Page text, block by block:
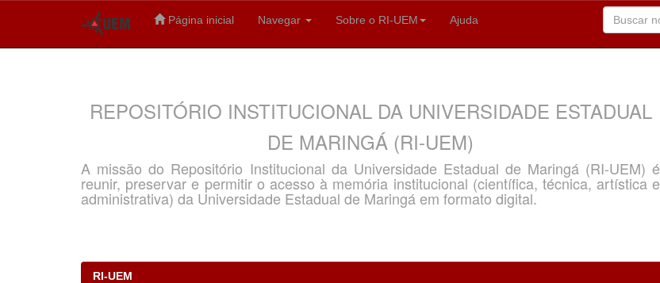
Página inicial Navegar Sobre o RI-UEM Ajuda
REPOSITÓRIO INSTITUCIONAL DA UNIVERSIDADE ESTADUAL
DE MARINGÁ (RI-UEM)
A missão do Repositório Institucional da Universidade Estadual de Maringá (RI-UEM) é
reunir, preservar e permitir o acesso à memória institucional (científica, técnica, artística e
administrativa) da Universidade Estadual de Maringá em formato digital.
RI-UEM